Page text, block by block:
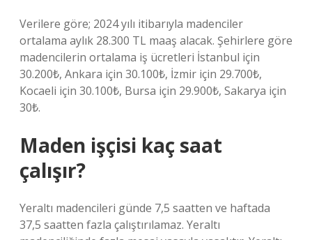
Verilere göre; 2024 yılı itibarıyla madenciler
ortalama aylık 28.300 TL maaş alacak. Şehirlere göre
madencilerin ortalama iş ücretleri İstanbul için
30.200₺, Ankara için 30.100₺, İzmir için 29.700₺,
Kocaeli için 30.100₺, Bursa için 29.900₺, Sakarya için
30₺.
Maden işçisi kaç saat
çalışır?
Yeraltı madencileri günde 7,5 saatten ve haftada
37,5 saatten fazla çalıştırılamaz. Yeraltı